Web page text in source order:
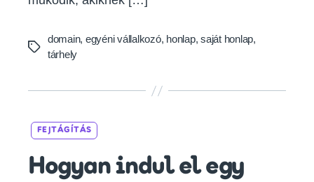
Tags
domain, egyéni vállalkozó, honlap,saját honlap,
tárhely
FEJTÁGÍTÁS
Hogyan indul el egy